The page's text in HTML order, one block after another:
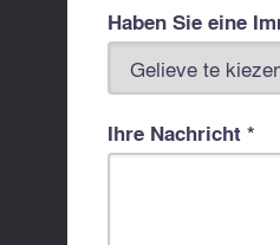
Haben Sie eine
Ihre Nachricht *